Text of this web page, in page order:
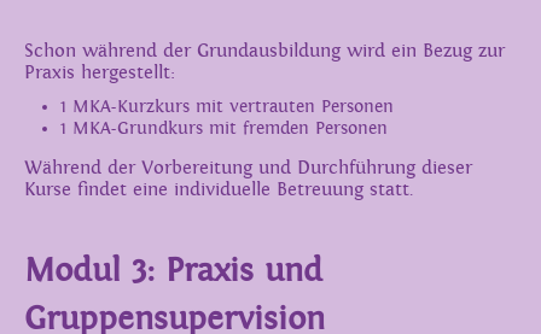
Schon während der Grundausbildung wird ein Bezug zur
Praxis hergestellt:
1 MKA-Kurzkurs mit vertrauten Personen
1 MKA-Grundkurs mit fremden Personen
Während der Vorbereitung und Durchführung dieser
Kurse findet eine individuelle Betreuung statt.
Modul 3: Praxis und
Gruppensupervision